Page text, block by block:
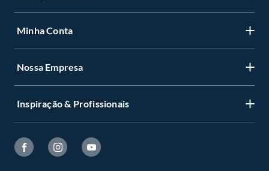
Minha Conta
Nossa Empresa
Inspiração & Profissionais